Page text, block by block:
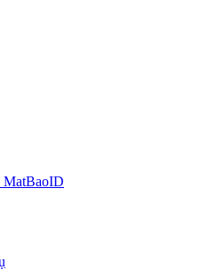
MatBaoID